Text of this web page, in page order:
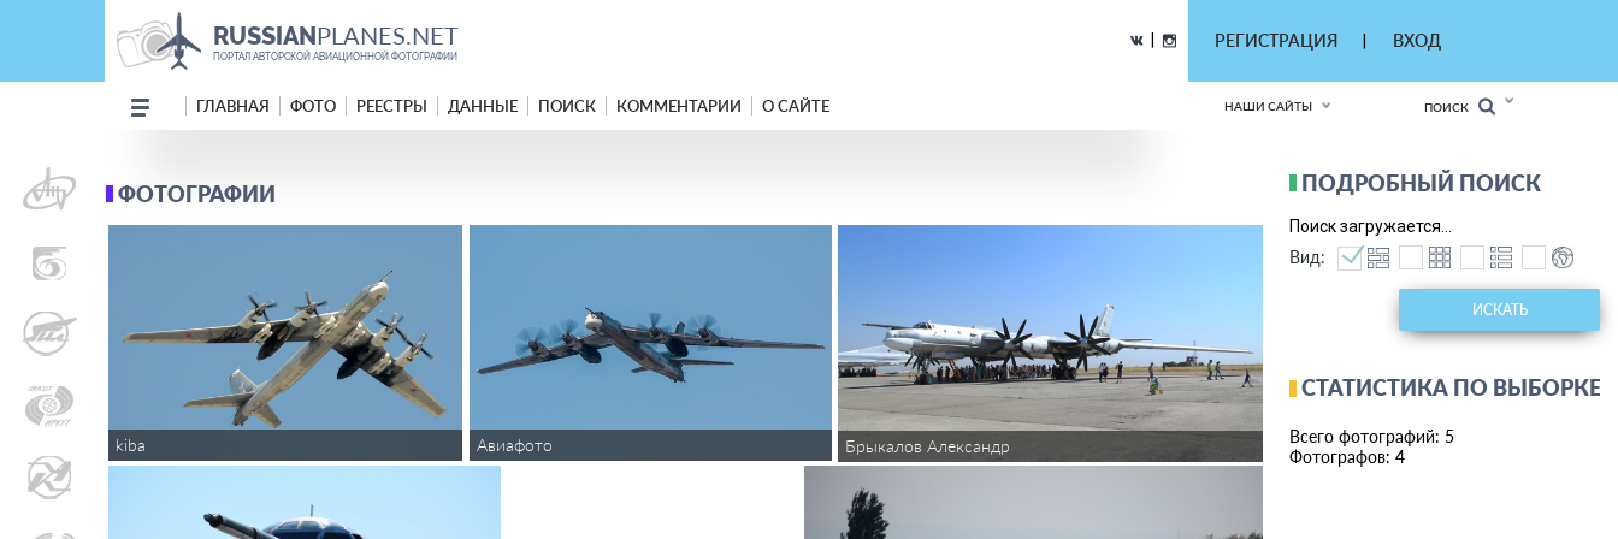
RUSSIANPLANES.NET
ПОРТАЛ АВТОРСКОЙ АВИАЦИОННОЙ ФОТОГРАФИИ
РЕГИСТРАЦИЯ ВХОД
ГЛАВНАЯ ФОТО РЕЕСТРЫ ДАННЫЕ ПОИСК КОММЕНТАРИИ О САЙТЕ НАШИ САЙТЫ ПОИСК
ФОТОГРАФИИ
kiba Авиафото Брыкалов Александр
ПОДРОБНЫЙ ПОИСК
Поиск загружается...
Вид:
ИСКАТЬ
СТАТИСТИКА ПО ВЫБОРКЕ
Всего фотографий: 5
Фотографов: 4